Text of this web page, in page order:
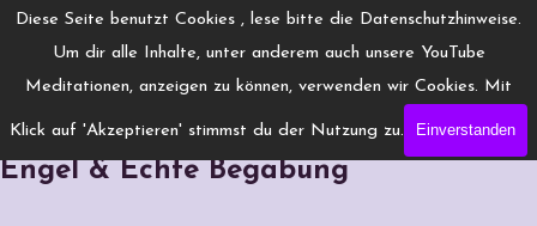
Diese Seite benutzt Cookies , lese bitte die Datenschutzhinweise.
Um dir alle Inhalte, unter anderem auch unsere YouTube
Meditationen, anzeigen zu können, verwenden wir Cookies. Mit
Klick auf 'Akzeptieren' stimmst du der Nutzung zu. Einverstanden
Direkt zum Seiteninhalt
www.Engelchanneling.de
Menü überspringen
engelchanneling®: Botschaften der
Engel & Echte Begabung